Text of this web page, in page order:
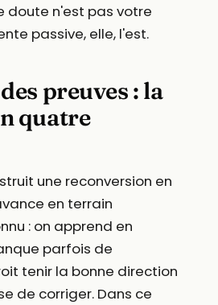
doute n'est pas votre
passive, elle, l'est.
preuves : la
quatre
une reconversion en
en terrain
: on apprend en
parfois de
tenir la bonne direction
de corriger. Dans ce